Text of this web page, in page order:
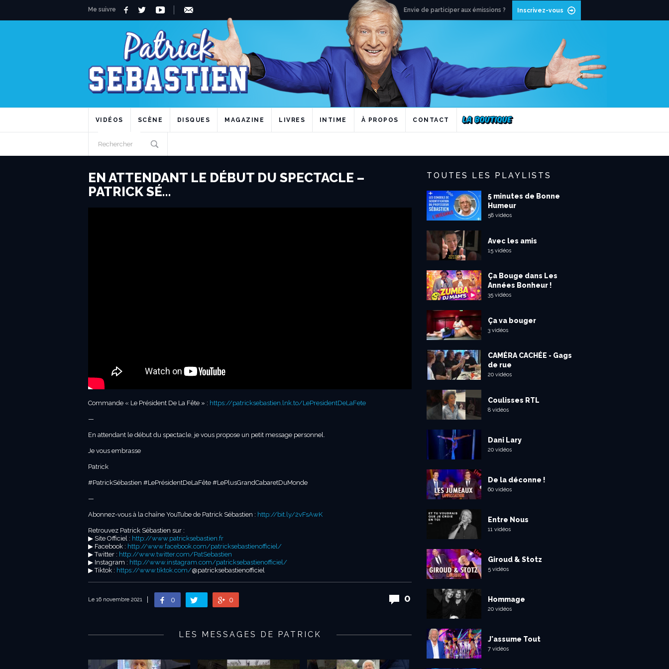
Me suivre Envie de participer aux émissions ? Inscrivez-vous
VIDÉOS SCÈNE DISQUES MAGAZINE LIVRES INTIME À PROPOS CONTACT
EN ATTENDANT LE DÉBUT DU SPECTACLE –
PATRICK SÉ…
Commande « Le Président De La Fête » : https://patricksebastien.lnk.to/LePresidentDeLaFete
—
En attendant le début du spectacle, je vous propose un petit message personnel.
Je vous embrasse
Patrick
#PatrickSébastien #LePrésidentDeLaFête #LePlusGrandCabaretDuMonde
—
Abonnez-vous à la chaîne YouTube de Patrick Sébastien : http://bit.ly/2vFsAwK
Retrouvez Patrick Sébastien sur :
▶︎ Site Officiel : http://www.patricksebastien.fr
▶︎ Facebook : http://www.facebook.com/patricksebastienofficiel/
▶︎ Twitter : http://www.twitter.com/PatSebastien
▶︎ Instagram : http://www.instagram.com/patricksebastienofficiel/
▶︎ Tiktok : https://www.tiktok.com/@patricksebastienofficiel
Le 16 novembre 2021 0 0 0
LES MESSAGES DE PATRICK
TOUTES LES PLAYLISTS
5 minutes de Bonne
Humeur
58 vidéos
Avec les amis
15 vidéos
Ça Bouge dans Les
Années Bonheur !
35 vidéos
Ça va bouger
3 vidéos
CAMÉRA CACHÉE - Gags
de rue
20 vidéos
Coulisses RTL
8 vidéos
Dani Lary
20 vidéos
De la déconne !
60 vidéos
Entre Nous
11 vidéos
Giroud & Stotz
5 vidéos
Hommage
20 vidéos
J'assume Tout
7 vidéos